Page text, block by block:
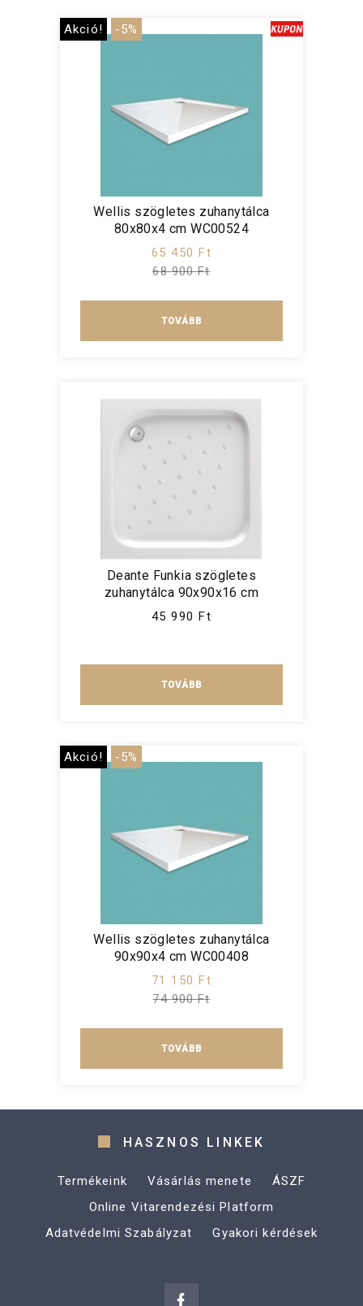
Akció! -5%
Wellis szögletes zuhanytálca
80x80x4 cm WC00524
65 450 Ft
68 900 Ft
TOVÁBB
Deante Funkia szögletes
zuhanytálca 90x90x16 cm
45 990 Ft
TOVÁBB
Akció! -5%
Wellis szögletes zuhanytálca
90x90x4 cm WC00408
71 150 Ft
74 900 Ft
TOVÁBB
HASZNOS LINKEK
Termékeink Vásárlás menete
ÁSZF
Online Vitarendezési Platform
Adatvédelmi Szabályzat
Gyakori kérdések